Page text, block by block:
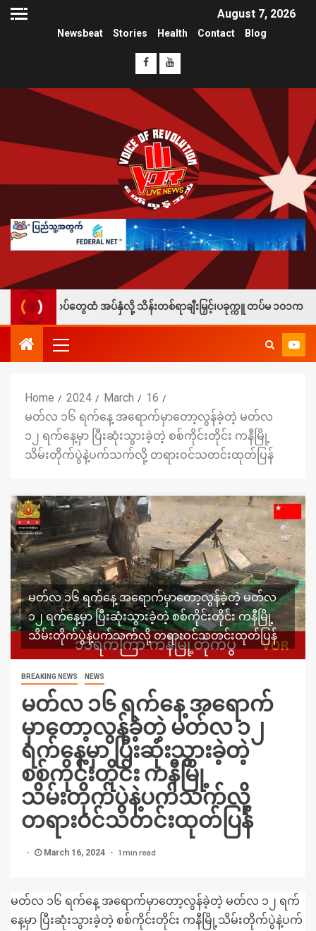
August 7, 2026
Newsbeat Stories Health Contact Blog
ထံ အပ်နှံလို့ သိန်းတစ်ရာချီးမြှင့်၊ပခုက္ကူ တပ်မ ၁၀၁က တပ်သားသစ်စုဆ
Home 2024 March
16
မတ်လ ၁၆ ရက်နေ့ အရောက်မှာတော့လွန်ခဲ့တဲ့ မတ်လ
၁၂ ရက်နေ့မှာ ပြီးဆုံးသွားခဲ့တဲ့ စစ်ကိုင်းတိုင်း ကနီမြို့
သိမ်းတိုက်ပွဲနဲ့ပက်သက်လို့ တရားဝင်သတင်းထုတ်ပြန်
မတ်လ ၁၆ ရက်နေ့ အရောက်မှာတော့လွန်ခဲ့တဲ့ မတ်လ
၁၂ ရက်နေ့မှာ ပြီးဆုံးသွားခဲ့တဲ့ စစ်ကိုင်းတိုင်း ကနီမြို့
သိမ်းတိုက်ပွဲနဲ့ပက်သက်လို့ တရားဝင်သတင်းထုတ်ပြန်
BREAKING NEWS NEWS
မတ်လ ၁၆ ရက်နေ့ အရောက်
မှာတော့လွန်ခဲ့တဲ့ မတ်လ ၁၂
ရက်နေ့မှာ ပြီးဆုံးသွားခဲ့တဲ့
စစ်ကိုင်းတိုင်း ကနီမြို့
သိမ်းတိုက်ပွဲနဲ့ပက်သက်လို့
တရားဝင်သတင်းထုတ်ပြန်
March 16, 2024 1 min read
မတ်လ ၁၆ ရက်နေ့ အရောက်မှာတော့လွန်ခဲ့တဲ့ မတ်လ ၁၂ ရက်
နေ့မှာ ပြီးဆုံးသွားခဲ့တဲ့ စစ်ကိုင်းတိုင်း ကနီမြို့သိမ်းတိုက်ပွဲနဲ့ပက်